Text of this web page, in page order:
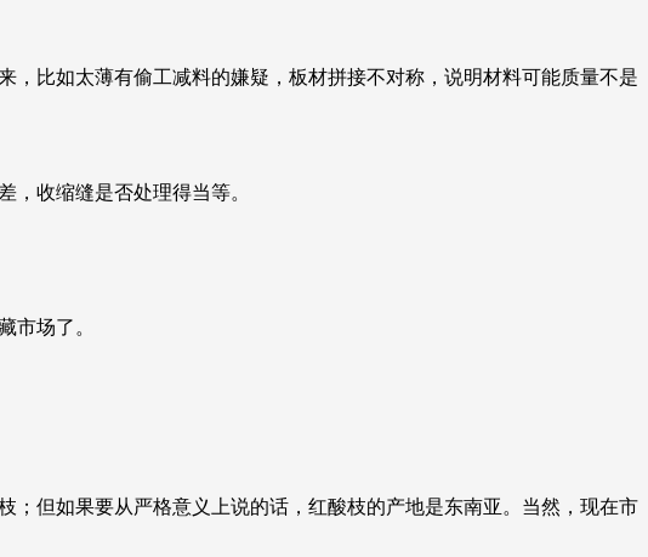
比如太薄有偷工减料的嫌疑，板材拼接不对称，说明材料可能质量不是
收缩缝是否处理得当等。
市场了。
但如果要从严格意义上说的话，红酸枝的产地是东南亚。当然，现在市